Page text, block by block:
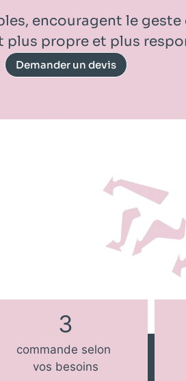
encouragent le
plus propre et plus
Demander un devis
3
commande selon
vos besoins